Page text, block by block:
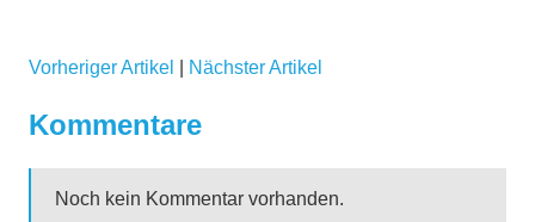
Vorheriger Artikel Nächster Artikel
Kommentare
Noch kein Kommentar vorhanden.